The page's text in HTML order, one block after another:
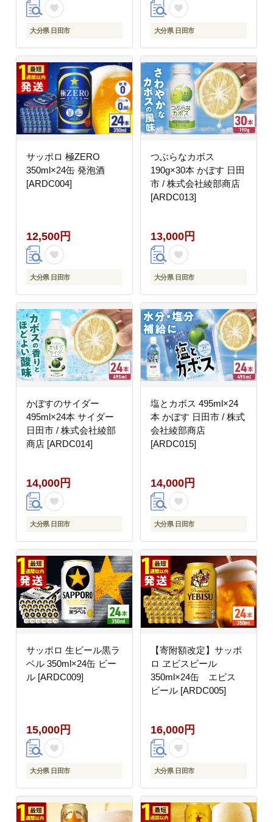
大分県 日田市 大分県 日田市
サッポロ 極ZERO
350ml×24缶 発泡酒
[ARDC004]
12,500円
大分県 日田市
つぶらなカボス
190g×30本 かぼす 日田
市 / 株式会社綾部商店
[ARDC013]
13,000円
大分県 日田市
かぼすのサイダー
495ml×24本 サイダー
日田市 / 株式会社綾部
商店 [ARDC014]
14,000円
大分県 日田市
塩とカボス 495ml×24
本 かぼす 日田市 / 株式
会社綾部商店
[ARDC015]
14,000円
大分県 日田市
サッポロ 生ビール黒ラ
ベル 350ml×24缶 ビー
ル [ARDC009]
15,000円
大分県 日田市
【寄附額改定】サッポ
ロ ヱビスビール
350ml×24缶 エビス
ビール [ARDC005]
16,000円
大分県 日田市